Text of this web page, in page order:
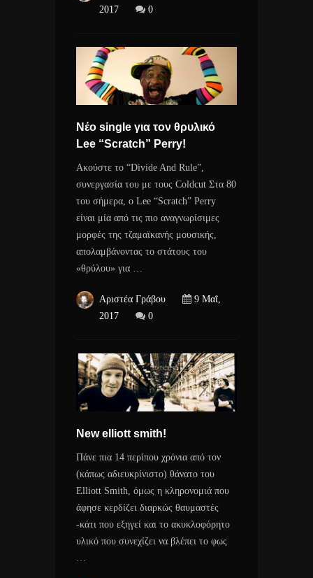
2017
0
Νέο single για τον θρυλικό
Lee “Scratch” Perry!
Ακούστε το “Divide And Rule”,
συνεργασία του με τους Coldcut Στα 80
του σήμερα, o Lee “Scratch” Perry
είναι μία από τις πιο αναγνωρίσιμες
μορφές της τζαμαϊκανής μουσικής,
απολαμβάνοντας το στάτους του
«θρύλου» για …
Αριστέα Γράβου
9 Μαΐ,
2017
0
New elliott smith!
Πάνε πια 14 περίπου χρόνια από τον
(κάπως αδιευκρίνιστο) θάνατο του
Elliott Smith, όμως η κληρονομιά που
άφησε κερδίζει διαρκώς θαυμαστές
-κάτι που εξηγεί και το ακυκλοφόρητο
υλικό που συνεχίζει να βλέπει το φως